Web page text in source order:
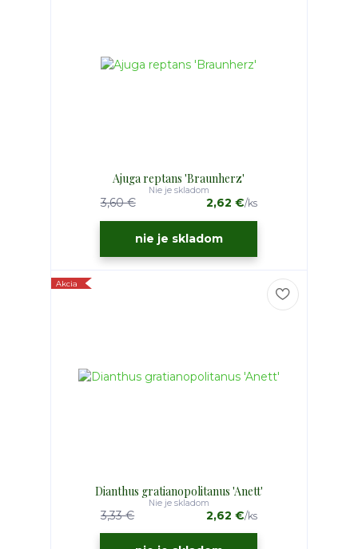
Ajuga reptans 'Braunherz'
3,60 € 2,62 €/ks
Nie je skladom
nie je skladom
Akcia
Dianthus gratianopolitanus 'Anett'
3,33 € 2,62 €/ks
Nie je skladom